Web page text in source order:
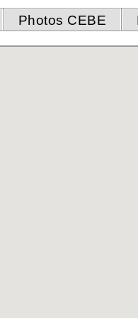
Photos CEBE